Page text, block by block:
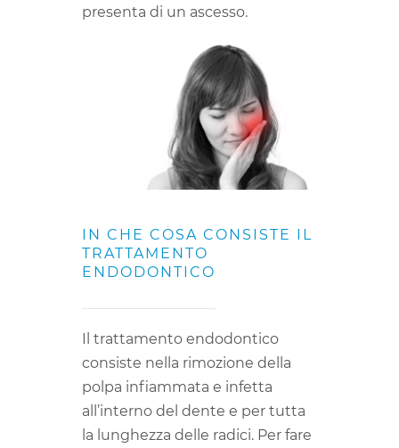
presenta di un ascesso.
IN CHE COSA CONSISTE IL
TRATTAMENTO
ENDODONTICO
Il trattamento endodontico
consiste nella rimozione della
polpa infiammata e infetta
all’interno del dente e per tutta
la lunghezza delle radici. Per fare